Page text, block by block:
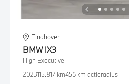
Eindhoven
BMW iX3
High Executive
2023115.817 km456 km actieradius